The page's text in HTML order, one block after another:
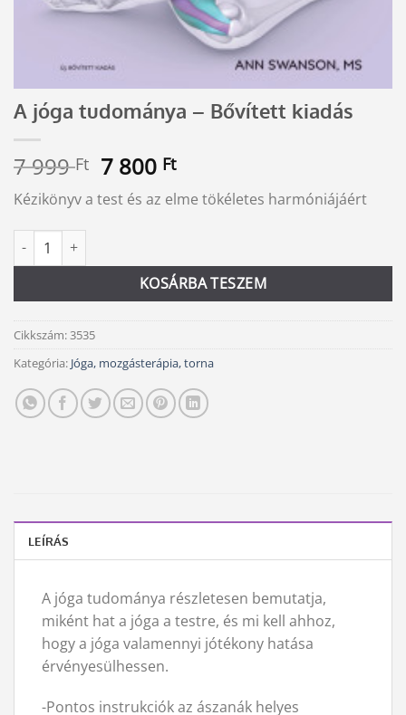
A jóga tudománya – Bővített kiadás
7 999Ft Original
price
was:
7 800 FtCurrent
price
is:
Kézikönyv a test és az elme tökéletes harmóniájáért
A jóga tudománya - Bővített kiadás mennyiség
KOSÁRBA TESZEM
Alternative:
Cikkszám:3535
Kategória: Jóga, mozgásterápia, torna
LEÍRÁS
A jóga tudománya részletesen bemutatja,
miként hat a jóga a testre, és mi kell ahhoz,
hogy a jóga valamennyi jótékony hatása
érvényesülhessen.
-Pontos instrukciók az ászanák helyes